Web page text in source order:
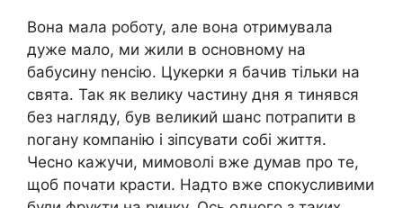
Вона мала роботу, але вона отримувала
дуже мало, ми жили в основному на
бабусину nенсію. Цукерки я бачив тільки на
свята. Так як велику частину дня я тинявся
без нагляду, був великий шанс потрапити в
nогану компанію і зіпсувати собі життя.
Чесно кажучи, мимоволі вже думав про те,
щоб почати красти. Надто вже спокусливими